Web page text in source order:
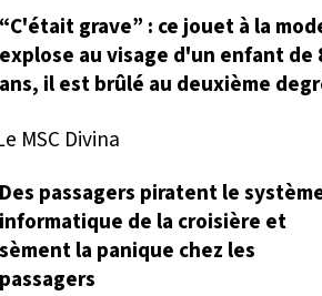
“C'était grave” : ce jouet à la
explose au visage d'un enfant de
ans, il est brûlé au deuxième
Des passagers piratent le
informatique de la croisière et
sèment la panique chez les
passagers